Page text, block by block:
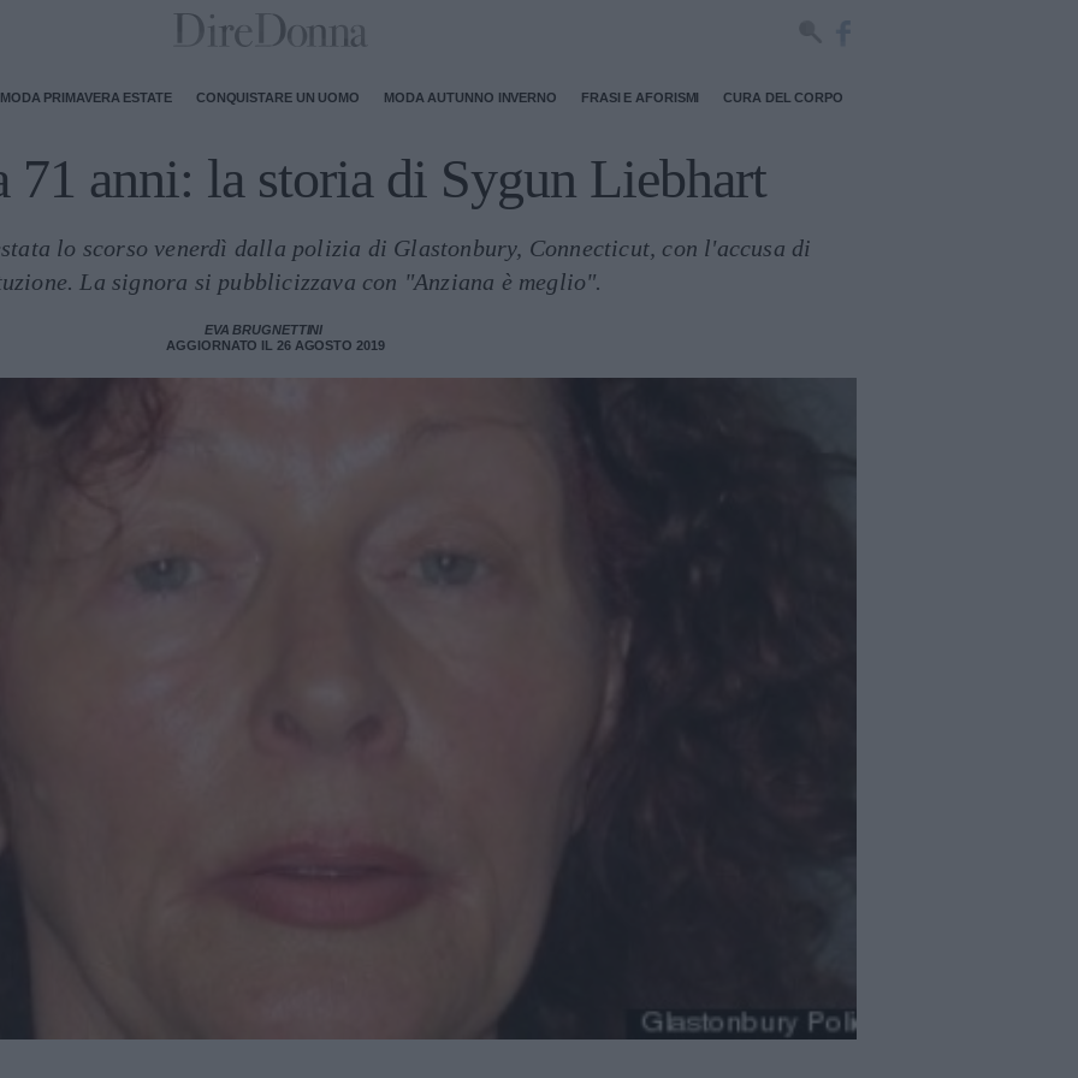
MODA PRIMAVERA ESTATE CONQUISTARE UN UOMO MODA AUTUNNO INVERNO FRASI E AFORISMI CURA DEL CORPO
71 anni: la storia di Sygun Liebhart
lo scorso venerdì dalla polizia di Glastonbury, Connecticut, con l'accusa di
La signora si pubblicizzava con "Anziana è meglio".
EVA BRUGNETTINI
AGGIORNATO IL 26 AGOSTO 2019